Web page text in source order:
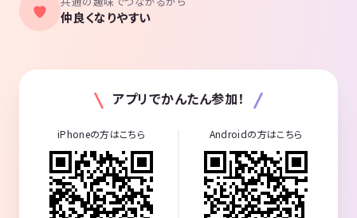
仲良くなりやすい
アプリでかんたん参加！
iPhoneの方はこちら Androidの方はこちら